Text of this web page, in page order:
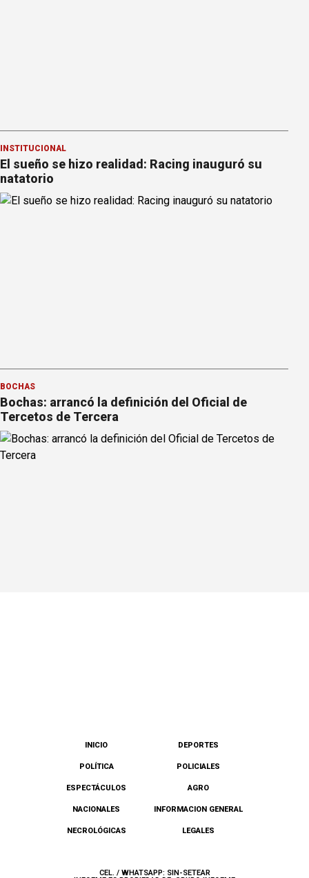
INSTITUCIONAL
El sueño se hizo realidad: Racing inauguró su
natatorio
BOCHAS
Bochas: arrancó la definición del Oficial de
Tercetos de Tercera
INICIO DEPORTES
POLÍTICA POLICIALES
ESPECTÁCULOS AGRO
NACIONALES INFORMACION GENERAL
NECROLÓGICAS LEGALES
CEL. / WHATSAPP: SIN-SETEAR